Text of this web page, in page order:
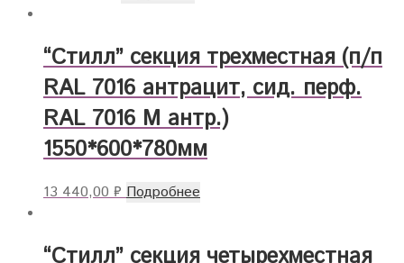
“Стилл” секция трехместная (п/п
RAL 7016 антрацит, сид. перф.
RAL 7016 М антр.)
1550*600*780мм
13 440,00₽ Подробнее